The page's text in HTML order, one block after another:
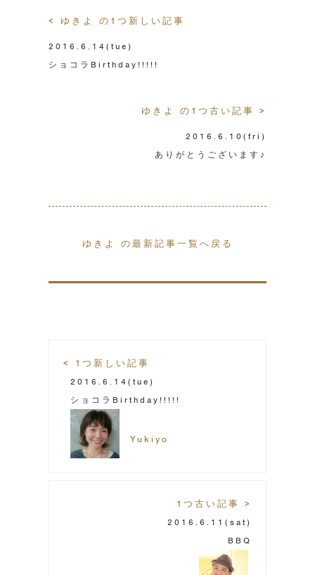
< ゆきよ の1つ新しい記事
2016.6.14 (tue)
ショコラBirthday!!!!!
ゆきよ の1つ古い記事 >
2016.6.10 (fri)
ありがとうございます♪
ゆきよ の最新記事一覧へ戻る
< 1つ新しい記事
2016.6.14 (tue)
ショコラBirthday!!!!!
Yukiyo
1つ古い記事 >
2016.6.11 (sat)
BBQ